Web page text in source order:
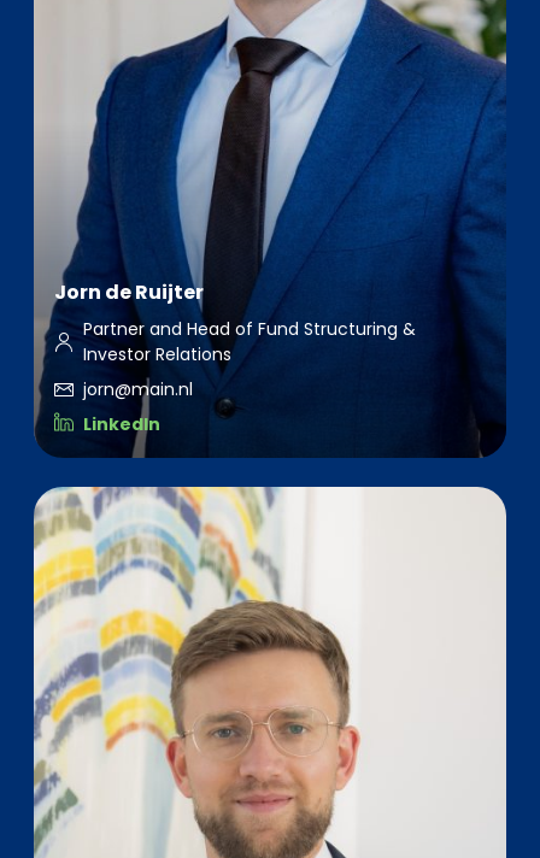
Jorn de Ruijter
Partner and Head of Fund Structuring &
Investor Relations
jorn@main.nl
LinkedIn